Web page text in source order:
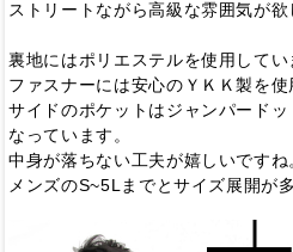
ストリートながら高級な雰囲気が欲
裏地にはポリエステルを使用してい
ファスナーには安心のＹＫＫ製を使
サイドのポケットはジャンパード
なっています。
中身が落ちない工夫が嬉しいですね
メンズのS~5Lまでとサイズ展開が